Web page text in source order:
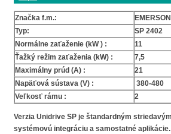
Značka f.m.:
EMERSON
Typ:
SP 2402
Normálne zaťaženie (kW ) :
11
Ťažký režim zaťaženia (kW) :
7,5
Maximálny prúd (A) :
21
Napäťová sústava (V) :
380-480
Veľkosť rámu :
2
Verzia Unidrive SP je štandardným
systémovú integráciu a samostatné